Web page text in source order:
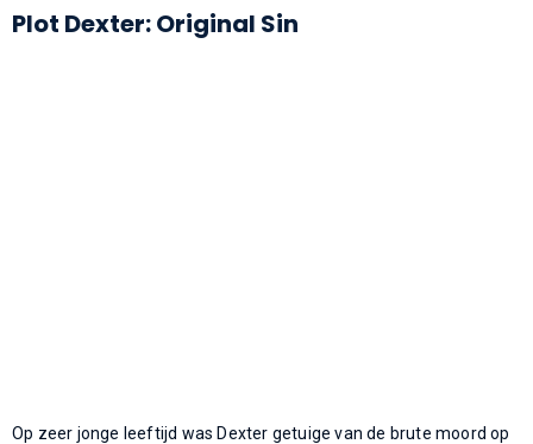
Plot Dexter: Original Sin
Op zeer jonge leeftijd was Dexter getuige van de brute moord op